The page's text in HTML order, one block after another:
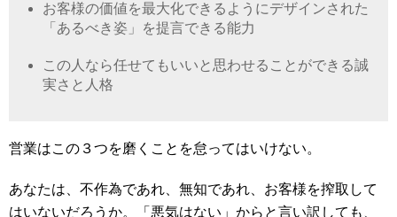
お客様の価値を最大化できるようにデザインされた
「あるべき姿」を提言できる能力
この人なら任せてもいいと思わせることができる誠
実さと人格
営業はこの３つを磨くことを怠ってはいけない。
あなたは、不作為であれ、無知であれ、お客様を搾取して
はいないだろうか。「悪気はない」からと言い訳しても、